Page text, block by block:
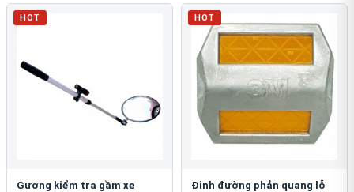
HOT
Gương kiểm tra gầm xe
HOT
Đinh đường phản quang lỗ